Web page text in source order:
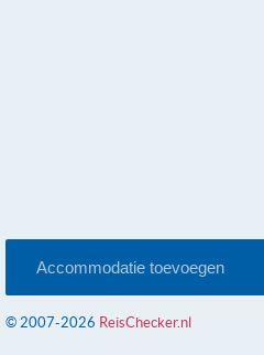
Accommodatie toevoegen
© 2007-2026 ReisChecker.nl